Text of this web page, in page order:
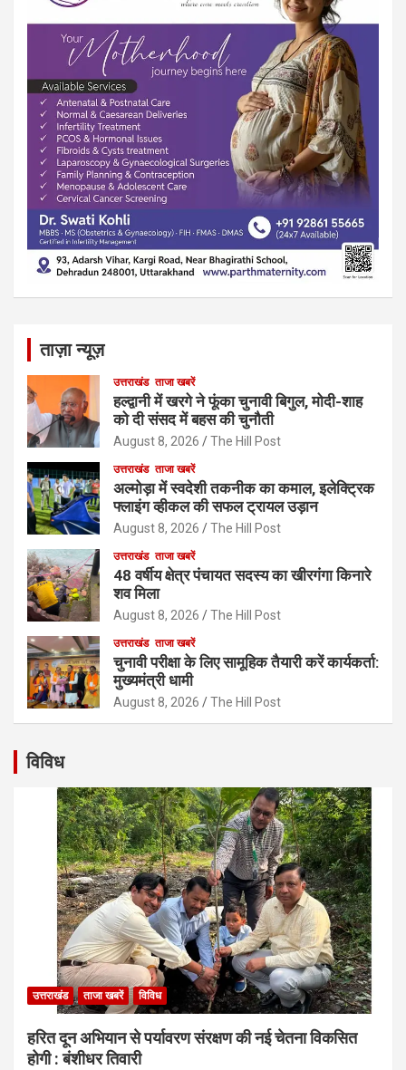
ताज़ा न्यूज़
उत्तराखंड ताजा खबरें
हल्द्वानी में खरगे ने फूंका चुनावी बिगुल, मोदी-शाह
को दी संसद में बहस की चुनौती
August 8, 2026 The Hill Post
उत्तराखंड ताजा खबरें
अल्मोड़ा में स्वदेशी तकनीक का कमाल, इलेक्ट्रिक
फ्लाइंग व्हीकल की सफल ट्रायल उड़ान
August 8, 2026 The Hill Post
उत्तराखंड ताजा खबरें
48 वर्षीय क्षेत्र पंचायत सदस्य का खीरगंगा किनारे
शव मिला
August 8, 2026 The Hill Post
उत्तराखंड ताजा खबरें
चुनावी परीक्षा के लिए सामूहिक तैयारी करें कार्यकर्ता:
मुख्यमंत्री धामी
August 8, 2026 The Hill Post
विविध
उत्तराखंड ताजा खबरें विविध
हरित दून अभियान से पर्यावरण संरक्षण की नई चेतना विकसित
होगी : बंशीधर तिवारी